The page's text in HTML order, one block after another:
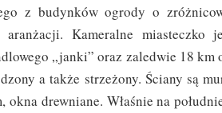
z budynków ogrody o
aranżacji. Kameralne
„janki” oraz zaledwie 18 km
a także strzeżony. Ściany są
okna drewniane. Właśnie na